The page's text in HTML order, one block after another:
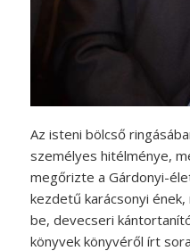
Az isteni bölcső
személyes hitélménye,
megőrizte a Gárdonyi-
kezdetű karácsonyi
be, devecseri
könyvek könyvéről írt